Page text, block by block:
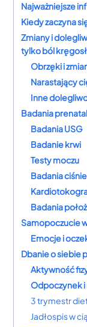
Najważniejsze
Kiedy zaczyna
Zmiany i
tylko ból
Obrzęki i
Narastający
Inne
Badania
Badania USG
Badanie krwi
Testy moczu
Badania
Badania
Samopoczucie
Emocje i
Dbanie o siebie
Aktywność
Odpoczynek i
3 trymestr
Jadłospis w